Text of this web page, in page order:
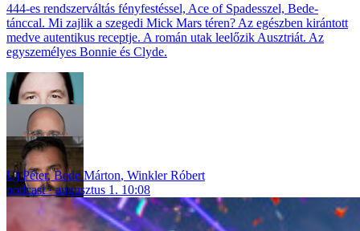
444-es rendszerváltás fényfestéssel, Ace of Spadesszel, Bede-
tánccal. Mi zajlik a szegedi Mick Mars téren? Az egészben kirántott
medve autentikus receptje. A román utak leelőzik Ausztriát. Az
egyszemélyes Bonnie és Clyde.
Uj Péter,Bede Márton, Winkler Róbert
podcast
augusztus 1. 10:08